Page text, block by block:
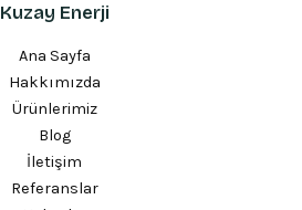
Kuzay Enerji
Ana Sayfa
Hakkımızda
Ürünlerimiz
Blog
İletişim
Referanslar